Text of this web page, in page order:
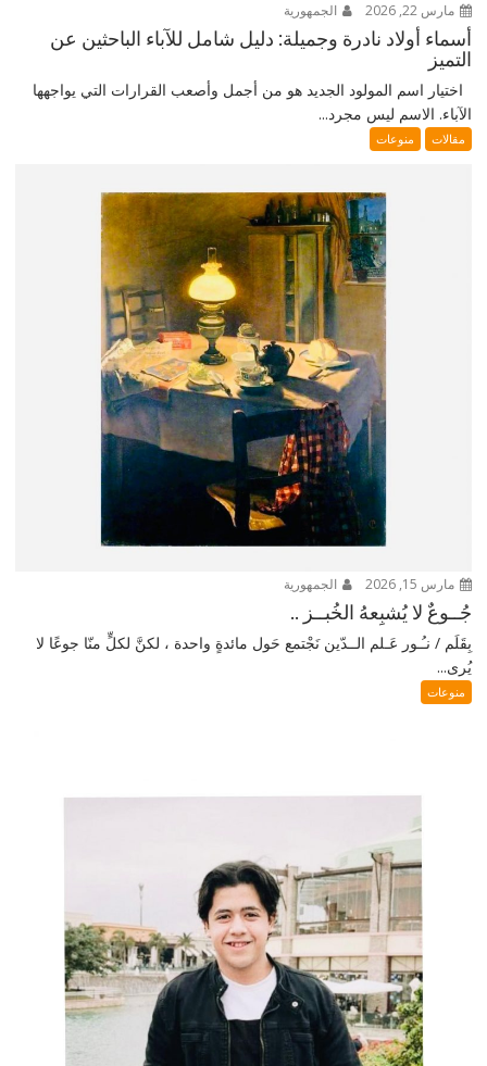
مارس 22, 2026 الجمهورية
أسماء أولاد نادرة وجميلة: دليل شامل للآباء الباحثين عن
التميز
اختيار اسم المولود الجديد هو من أجمل وأصعب القرارات التي يواجهها
الآباء. الاسم ليس مجرد...
مقالات منوعات
مارس 15, 2026 الجمهورية
جُــوعٌ لا يُشبِعهُ الخُبــز ..
بِقَلَم / نـُـور عَـلم الــدّين نَجْتمع حَول مائدةٍ واحدة ، لكنَّ لكلٍّ منّا جوعًا لا
يُرى...
منوعات